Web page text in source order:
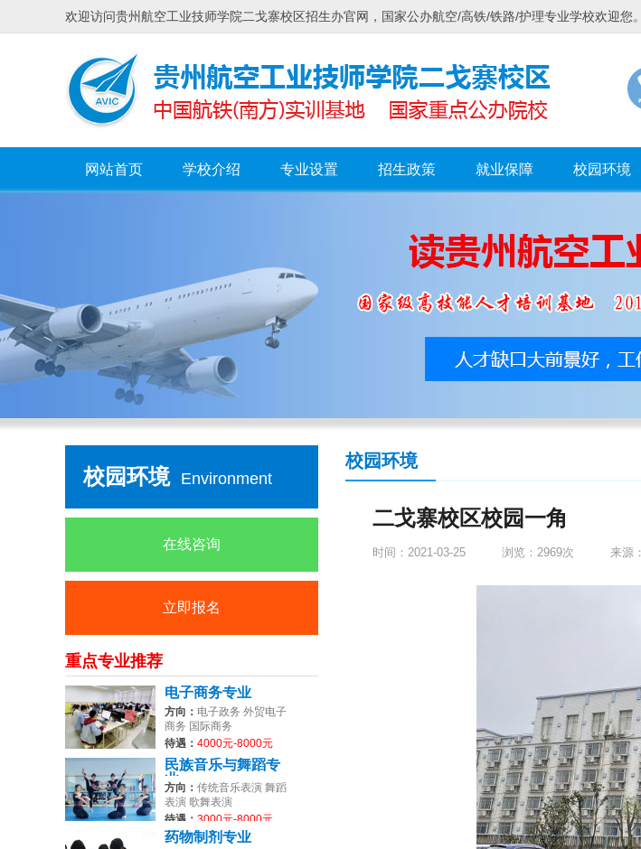
欢迎访问贵州航空工业技师学院二戈寨校区招生办官网，国家公办航空/高铁/铁路/护理专业学校欢迎您。
网站首页 学校介绍 专业设置 招生政策 就业保障 校园环境
校园环境 Environment
在线咨询
立即报名
重点专业推荐
电子商务专业
方向： 电子政务 外贸电子
商务 国际商务
待遇： 4000元-8000元
民族音乐与舞蹈专
业
方向： 传统音乐表演 舞蹈
表演 歌舞表演
待遇： 3000元-8000元
药物制剂专业
校园环境
二戈寨校区校园一角
时间：2021-03-25 浏览：2969次 来源：